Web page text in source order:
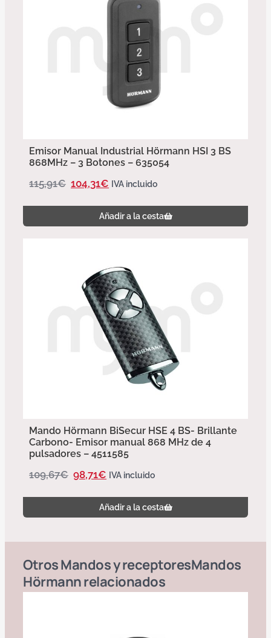
Emisor Manual Industrial Hörmann HSI 3 BS
868MHz – 3 Botones – 635054
115,91€ 104,31€ IVA incluido
Añadir a la cesta
Mando Hörmann BiSecur HSE 4 BS- Brillante
Carbono- Emisor manual 868 MHz de 4
pulsadores – 4511585
109,67€ 98,71€ IVA incluido
Añadir a la cesta
OtrosMandos y receptoresMandos
Hörmannrelacionados